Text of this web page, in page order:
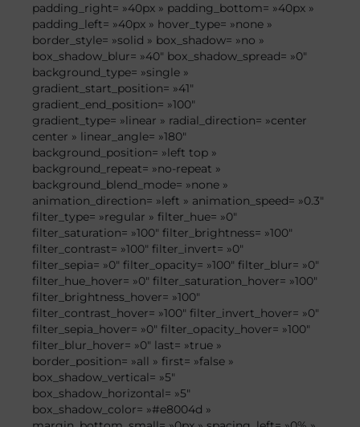
padding_right= »40px » padding_bottom= »40px »
padding_left= »40px » hover_type= »none »
border_style= »solid » box_shadow= »no »
box_shadow_blur= »40″ box_shadow_spread= »0″
background_type= »single »
gradient_start_position= »41″
gradient_end_position= »100″
gradient_type= »linear » radial_direction= »center
center » linear_angle= »180″
background_position= »left top »
background_repeat= »no-repeat »
background_blend_mode= »none »
animation_direction= »left » animation_speed= »0.3″
filter_type= »regular » filter_hue= »0″
filter_saturation= »100″ filter_brightness= »100″
filter_contrast= »100″ filter_invert= »0″
filter_sepia= »0″ filter_opacity= »100″ filter_blur= »0″
filter_hue_hover= »0″ filter_saturation_hover= »100″
filter_brightness_hover= »100″
filter_contrast_hover= »100″ filter_invert_hover= »0″
filter_sepia_hover= »0″ filter_opacity_hover= »100″
filter_blur_hover= »0″ last= »true »
border_position= »all » first= »false »
box_shadow_vertical= »5″
box_shadow_horizontal= »5″
box_shadow_color= »#e8004d »